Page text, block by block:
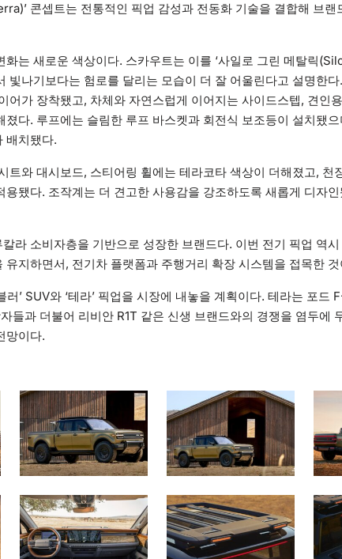
콘셉트는 전통적인 픽업 감성과 전동화 기술을 결합해 브랜
화는 새로운 색상이다. 스카우트는 이를 ‘사일로 그린 메탈릭
빛나기보다는 험로를 달리는 모습이 더 잘 어울린다고 설명한
어가 장착됐고, 차체와 자연스럽게 이어지는 사이드스텝, 견인
졌다. 루프에는 슬림한 루프 바스켓과 회전식 보조등이 설치됐
배치됐다.
트와 대시보드, 스티어링 휠에는 테라코타 색상이 더해졌고, 천
용됐다. 조작계는 더 견고한 사용감을 강조하도록 새롭게 디자
라 소비자층을 기반으로 성장한 브랜드다. 이번 전기 픽업 역
유지하면서, 전기차 플랫폼과 주행거리 확장 시스템을 접목한
러’ SUV와 ‘테라’ 픽업을 시장에 내놓을 계획이다. 테라는 포드
들과 더불어 리비안 R1T 같은 신생 브랜드와의 경쟁을 염두에
망이다.